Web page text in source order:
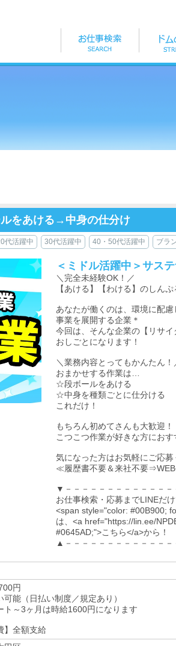
ルをあける→中身の仕分け
代活躍中 30代活躍中 40・50代活躍中 ブラ
＜ミドル活躍中＞サス
＼完全未経験OK！／
【あける】【わける】のしん
あなたが働くのは、環境に配慮
事業を展開する企業＊
今回は、そんな企業の【リサ
おしごとになります！
＼業務内容とってもかんたん！
おまかせする作業は…
☆段ボールをあける
☆中身を種類ごとに仕分ける
これだけ！
もちろん初めてさんも大歓迎！
こつこつ作業が好きな方におす
気になった方はお気軽にご応募
≪履歴書不要＆来社不要
▼－－－－－－－－－－－－
お仕事検索・応募までLINEだけ
<span style="color: #00B900;
は、<a href="https://lin.ee/
#0645AD;">こちら</a>から！
▲－－－－－－－－－－－－
円
能（日払い制度／規定あり）
ト～3ヶ月は時給1600円になります
】全額支給